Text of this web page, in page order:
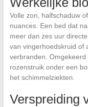
Volle zon, halfschaduw
nuances. Een bed dat
meer dan zes uur
van vingerhoedskruid of
verbranden.
rozenstruik onder een
het schimmelziekten.
Verspreiding